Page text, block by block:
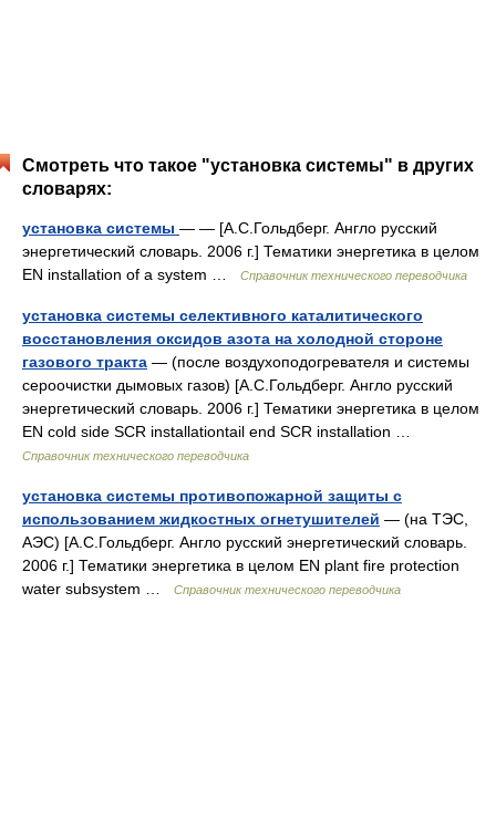
Смотреть что такое "установка системы" в других
словарях:
установка системы — — [А.С.Гольдберг. Англо русский
энергетический словарь. 2006 г.] Тематики энергетика в целом
EN installation of a system …
Справочник технического переводчика
установка системы селективного каталитического
восстановления оксидов азота на холодной стороне
газового тракта — (после воздухоподогревателя и системы
сероочистки дымовых газов) [А.С.Гольдберг. Англо русский
энергетический словарь. 2006 г.] Тематики энергетика в целом
EN cold side SCR installationtail end SCR installation …
Справочник технического переводчика
установка системы противопожарной защиты с
использованием жидкостных огнетушителей — (на ТЭС,
АЭС) [А.С.Гольдберг. Англо русский энергетический словарь.
2006 г.] Тематики энергетика в целом EN plant fire protection
water subsystem …
Справочник технического переводчика